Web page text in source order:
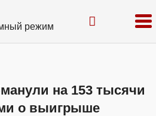
режим
на 153 тысячи
о выигрыше